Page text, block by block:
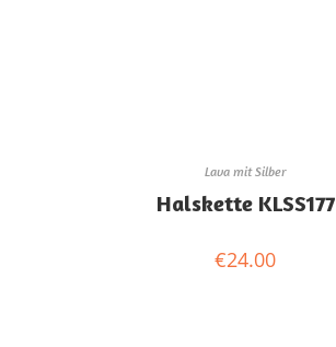
Lava mit Silber
Halskette KLSS177
€24.00